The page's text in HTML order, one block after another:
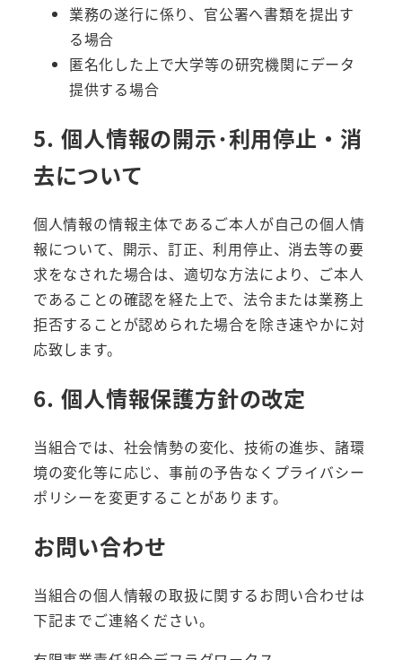
業務の遂行に係り、官公署へ書類を提出す
る場合
匿名化した上で大学等の研究機関にデータ
提供する場合
5. 個人情報の開示･利用停止・消
去について
個人情報の情報主体であるご本人が自己の個人情
報について、開示、訂正、利用停止、消去等の要
求をなされた場合は、適切な方法により、ご本人
であることの確認を経た上で、法令または業務上
拒否することが認められた場合を除き速やかに対
応致します。
6. 個人情報保護方針の改定
当組合では、社会情勢の変化、技術の進歩、諸環
境の変化等に応じ、事前の予告なくプライバシー
ポリシーを変更することがあります。
お問い合わせ
当組合の個人情報の取扱に関するお問い合わせは
下記までご連絡ください。